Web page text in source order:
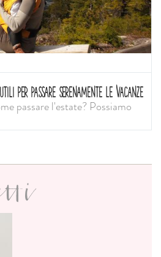
PER PASSARE SERENAMENTE LE VACANZE
passare l'estate? Possiamo